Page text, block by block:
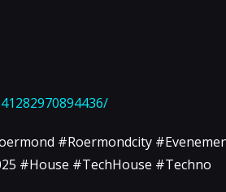
#Roermondcity
#House #TechHouse #Techno